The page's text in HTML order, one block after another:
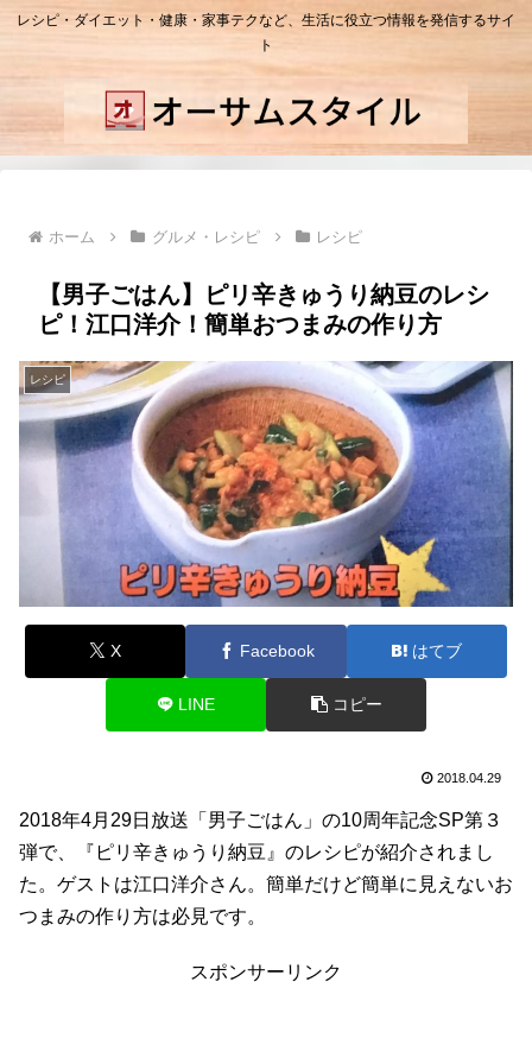
レシピ・ダイエット・健康・家事テクなど、生活に役立つ情報を発信するサイ
ト
ホーム グルメ・レシピ レシピ
【男子ごはん】ピリ辛きゅうり納豆のレシ
ピ！江口洋介！簡単おつまみの作り方
レシピ
X Facebook はてブ
LINE コピー
2018.04.29
2018年4月29日放送「男子ごはん」の10周年記念SP第３
弾で、『ピリ辛きゅうり納豆』のレシピが紹介されまし
た。ゲストは江口洋介さん。簡単だけど簡単に見えないお
つまみの作り方は必見です。
スポンサーリンク